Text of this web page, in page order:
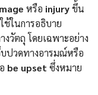
หรือ injuryขึ้น
ในการอธิบาย
วัตถุ โดยเฉพาะอย่าง
บปวดทางอารมณ์หรือ
be upset ซึ่งหมาย